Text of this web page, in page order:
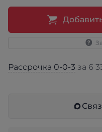
Рассрочка 0-0-3 за 6